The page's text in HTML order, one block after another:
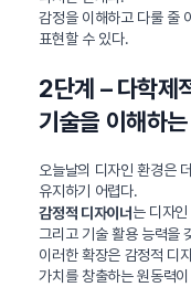
감정을 이해하고 다룰 줄
표현할 수 있다.
2단계 – 다학제
기술을 이해하는
오늘날의 디자인 환경은
유지하기 어렵다.
감정적 디자이너는 디자
그리고 기술 활용 능력을
이러한 확장은 감정적 디
가치를 창출하는 원동력